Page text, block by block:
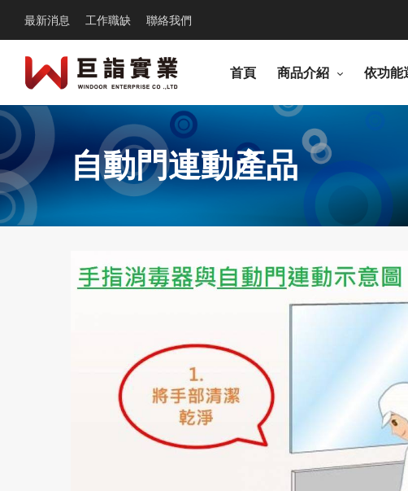
最新消息 工作職缺 聯絡我們
首頁 商品介紹 依功能
自動門連動產品